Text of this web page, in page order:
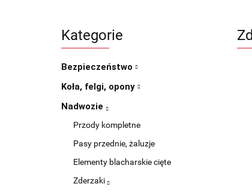
Kategorie
Bezpieczeństwo
Koła, felgi, opony
Nadwozie
Przody kompletne
Pasy przednie, żaluzje
Elementy blacharskie cięte
Zderzaki